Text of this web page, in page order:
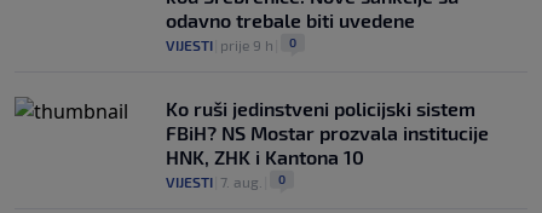
odavno trebale biti uvedene
VIJESTI prije 9 h 0
Ko ruši jedinstveni policijski sistem
FBiH? NS Mostar prozvala institucije
HNK, ZHK i Kantona 10
VIJESTI 7. aug. 0